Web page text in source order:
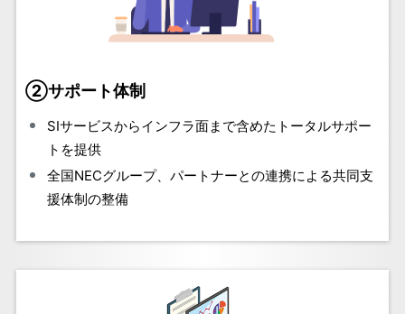
②サポート体制
SIサービスからインフラ面まで含めたトータルサポー
トを提供
全国NECグループ、パートナーとの連携による共同支
援体制の整備